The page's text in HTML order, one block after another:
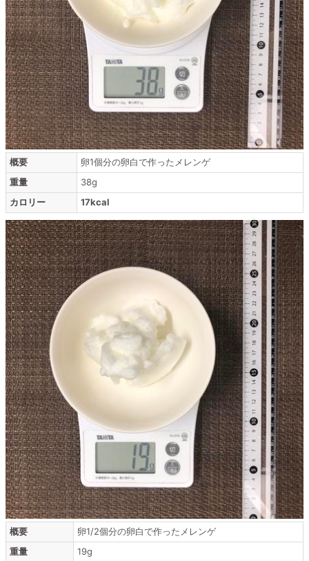
概要
卵1個分の卵白で作ったメレンゲ
重量
38g
カロリー
17kcal
概要
卵1/2個分の卵白で作ったメレンゲ
重量
19g